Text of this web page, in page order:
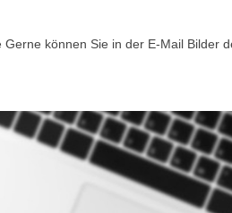
können Sie in der E-Mail Bilder